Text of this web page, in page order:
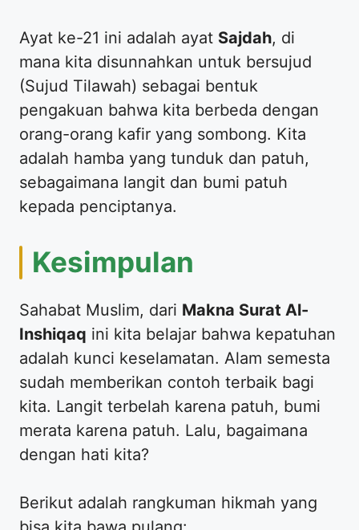
​Ayat ke-21 ini adalah ayat Sajdah, di
mana kita disunnahkan untuk bersujud
(Sujud Tilawah) sebagai bentuk
pengakuan bahwa kita berbeda dengan
orang-orang kafir yang sombong. Kita
adalah hamba yang tunduk dan patuh,
sebagaimana langit dan bumi patuh
kepada penciptanya.
​Kesimpulan
​Sahabat Muslim, dari Makna Surat Al-
Inshiqaq ini kita belajar bahwa kepatuhan
adalah kunci keselamatan. Alam semesta
sudah memberikan contoh terbaik bagi
kita. Langit terbelah karena patuh, bumi
merata karena patuh. Lalu, bagaimana
dengan hati kita?
​Berikut adalah rangkuman hikmah yang